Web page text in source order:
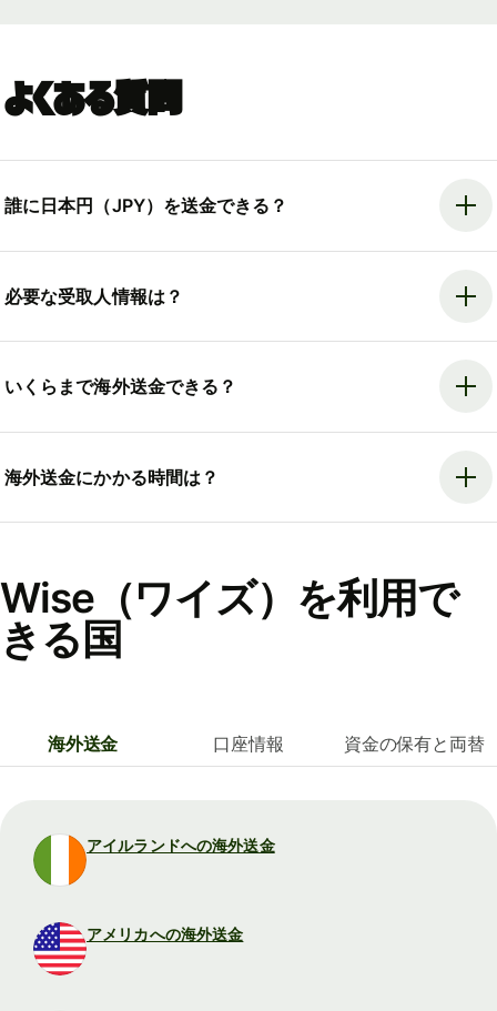
よくある質問
誰に日本円（JPY）を送金できる？
必要な受取人情報は？
いくらまで海外送金できる？
海外送金にかかる時間は？
Wise（ワイズ）を利用で
きる国
海外送金 口座情報 資金の保有と両替
アイルランドへの海外送金
アメリカへの海外送金